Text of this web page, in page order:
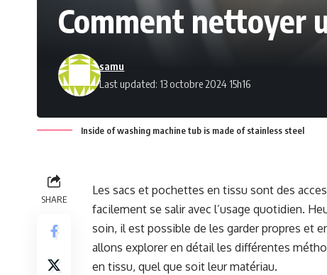
Comment nettoyer
Last updated: 13 octobre 2024 15h16
samu
Inside of washing machine tub is made of stainless steel
SHARE
Les sacs et pochettes en tissu sont des
facilement se salir avec l’usage quotidien.
soin, il est possible de les garder propres et
allons explorer en détail les différentes
en tissu, quel que soit leur matériau.